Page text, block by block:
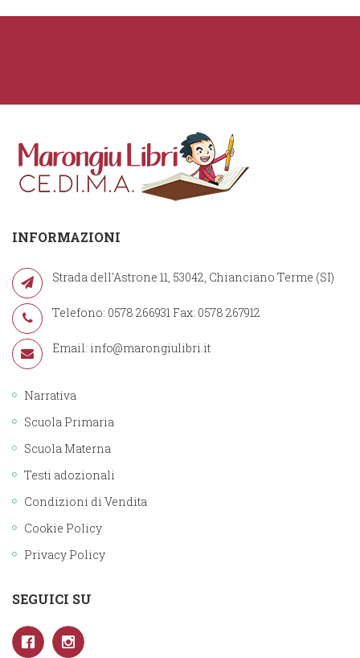
INFORMAZIONI
Strada dell'Astrone 11, 53042, Chianciano Terme (SI)
Telefono: 0578 266931 Fax: 0578 267912
Email: info@marongiulibri.it
Narrativa
Scuola Primaria
Scuola Materna
Testi adozionali
Condizioni di Vendita
Cookie Policy
Privacy Policy
SEGUICI SU